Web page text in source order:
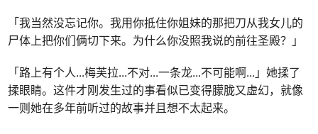
「我当然没忘记你。我用你抵住你姐妹的那把刀从我女儿的
尸体上把你们俩切下来。为什么你没照我说的前往圣殿？」
「路上有个人...梅芙拉...不对...一条龙...不可能啊... 」她揉了
揉眼睛。这件才刚发生过的事看似已变得朦胧又虚幻，就像
一则她在多年前听过的故事并且想不太起来。